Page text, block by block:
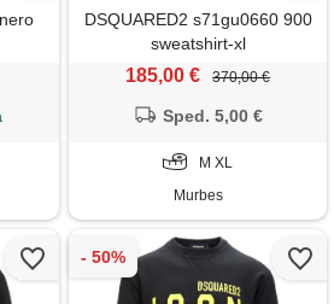
DSQUARED2 s71gu0660 900
sweatshirt-xl
185,00 € 370,00 €
Sped. 5,00 €
M XL
Murbes